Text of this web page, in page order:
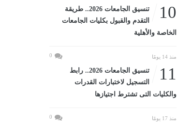
10
تنسيق الجامعات 2026.. طريقة
التقدم والقبول بكليات الجامعات
الخاصة والأهلية
منذ 14 يومًا 0
11
تنسيق الجامعات 2026.. رابط
التسجيل لاختبارات القدرات
والكليات التى تشترط اجتيازها
منذ 17 يومًا 0